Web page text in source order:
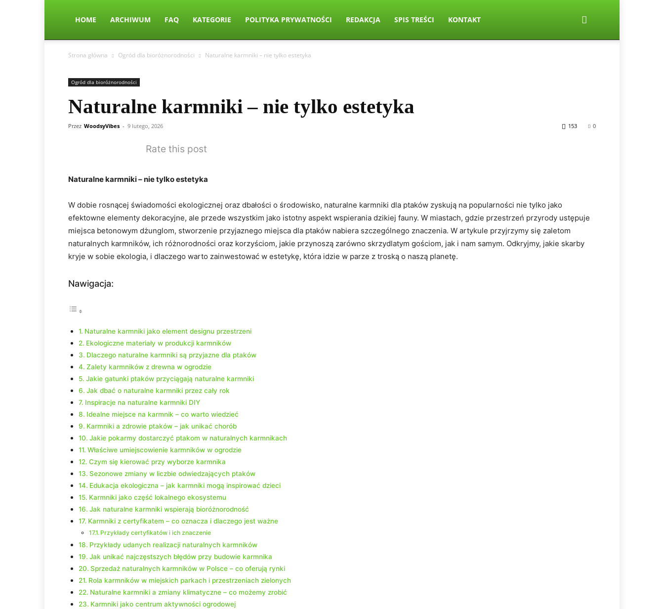
HOME ARCHIWUM FAQ KATEGORIE POLITYKA PRYWATNOŚCI REDAKCJA SPIS TREŚCI KONTAKT
Strona główna Ogród dla bioróżnorodności Naturalne karmniki – nie tylko estetyka
Ogród dla bioróżnorodności
Naturalne karmniki – nie tylko estetyka
Przez WoodsyVibes - 9 lutego, 2026 0
153
Rate this post
Naturalne karmniki – nie tylko estetyka
W dobie rosnącej świadomości ekologicznej oraz dbałości o środowisko, naturalne karmniki dla ptaków zyskują na popularności nie tylko jako
efektowne elementy dekoracyjne, ale przede wszystkim jako istotny aspekt wspierania dzikiej fauny. W miastach, gdzie przestrzeń przyrody ustępuje
miejsca betonowym dżunglom, stworzenie przyjaznego miejsca dla ptaków nabiera szczególnego znaczenia. W artykule przyjrzymy się zaletom
naturalnych karmników, ich różnorodności oraz korzyściom, jakie przynoszą zarówno skrzydlatym gościom, jak i nam samym. Odkryjmy, jakie skarby
kryje w sobie ekologia, i dlaczego warto zainwestować w estetykę, która idzie w parze z troską o naszą planetę.
Nawigacja:
Naturalne karmniki jako element designu przestrzeni
Ekologiczne materiały w produkcji karmników
Dlaczego naturalne karmniki są przyjazne dla ptaków
Zalety karmników z drewna w ogrodzie
Jakie gatunki ptaków przyciągają naturalne karmniki
Jak dbać o naturalne karmniki przez cały rok
Inspiracje na naturalne karmniki DIY
Idealne miejsce na karmnik – co warto wiedzieć
Karmniki a zdrowie ptaków – jak unikać chorób
Jakie pokarmy dostarczyć ptakom w naturalnych karmnikach
Właściwe umiejscowienie karmników w ogrodzie
Czym się kierować przy wyborze karmnika
Sezonowe zmiany w liczbie odwiedzających ptaków
Edukacja ekologiczna – jak karmniki mogą inspirować dzieci
Karmniki jako część lokalnego ekosystemu
Jak naturalne karmniki wspierają bioróżnorodność
Karmniki z certyfikatem – co oznacza i dlaczego jest ważne
Przykłady certyfikatów i ich znaczenie
Przykłady udanych realizacji naturalnych karmników
Jak unikać najczęstszych błędów przy budowie karmnika
Sprzedaż naturalnych karmników w Polsce – co oferują rynki
Rola karmników w miejskich parkach i przestrzeniach zielonych
Naturalne karmniki a zmiany klimatyczne – co możemy zrobić
Karmniki jako centrum aktywności ogrodowej